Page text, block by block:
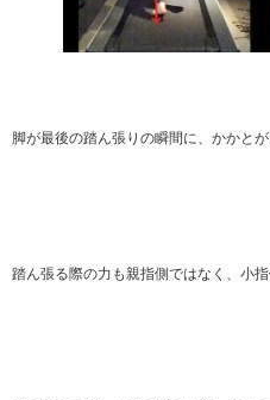
脚が最後の踏ん張りの瞬間に、かかとが
踏ん張る際の力も親指側ではなく、小